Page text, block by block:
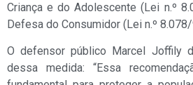
Criança e do Adolescente (Lei n.º
Defesa do Consumidor (Lei n.º
O defensor público Marcel Joffily
dessa medida: “Essa